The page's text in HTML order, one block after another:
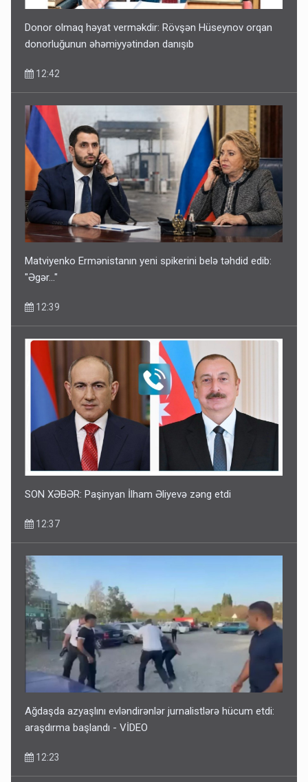
Donor olmaq həyat verməkdir: Rövşən Hüseynov orqan
donorluğunun əhəmiyyətindən danışıb
12:42
Matviyenko Ermənistanın yeni spikerini belə təhdid edib:
"Əgər..."
12:39
SON XƏBƏR: Paşinyan İlham Əliyevə zəng etdi
12:37
Ağdaşda azyaşlını evləndirənlər jurnalistlərə hücum etdi:
araşdırma başlandı - VİDEO
12:23